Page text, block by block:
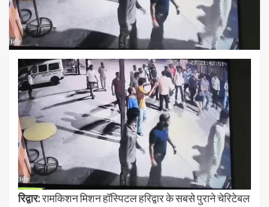
रिद्वार:रामकिशन मिशन हॉस्पिटल हरिद्वार के सबसे पुराने चेरिटेबल